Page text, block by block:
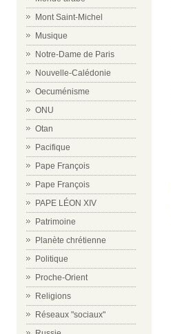
Mont Saint-Michel
Musique
Notre-Dame de Paris
Nouvelle-Calédonie
Oecuménisme
ONU
Otan
Pacifique
Pape François
Pape François
PAPE LÉON XIV
Patrimoine
Planète chrétienne
Politique
Proche-Orient
Religions
Réseaux "sociaux"